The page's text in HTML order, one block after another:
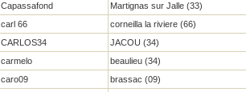
Capassafond
Martignas sur Jalle (33)
carl 66
corneilla la riviere (66)
CARLOS34
JACOU (34)
carmelo
beaulieu (34)
caro09
brassac (09)